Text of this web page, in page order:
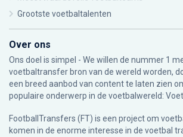
Grootste voetbaltalenten
Over ons
Ons doel is simpel - We willen de nummer 1
voetbaltransfer bron van de wereld worden,
een breed aanbod van content te laten zien
populaire onderwerp in de voetbalwereld:
FootballTransfers (FT) is een project om
komen in de enorme interesse in de voetbal